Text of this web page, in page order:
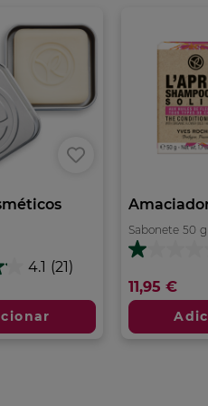
4.1 (21)
Sabonete 50 g
1.0
5
estrelas.
análises
11,95 €